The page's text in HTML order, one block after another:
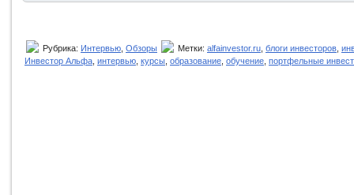
Рубрика: Интервью Обзоры Метки: alfainvestor.ru блоги инвесторов
Инвестор Альфа интервью курсы образование обучение портфельные